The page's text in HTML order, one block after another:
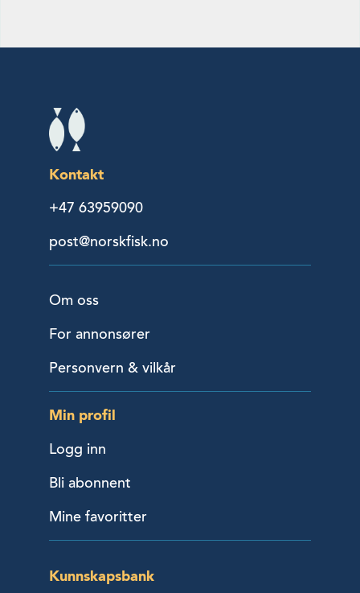
Kontakt
+47 63959090
post@norskfisk.no
Om oss
For annonsører
Personvern & vilkår
Min profil
Logg inn
Bli abonnent
Mine favoritter
Kunnskapsbank